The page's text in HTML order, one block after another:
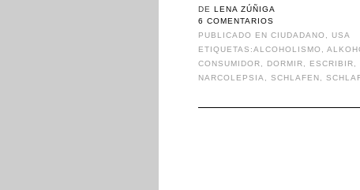
DE LENA ZÚÑIGA
6 COMENTARIOS
PUBLICADO EN CIUDADANO ,USA
ETIQUETAS:ALCOHOLISMO ,
CONSUMIDOR
DORMIR ESCRIBIR
NARCOLEPSIA
SCHLAFEN ,